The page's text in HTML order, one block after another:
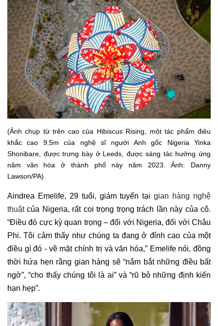
(Ảnh chụp từ trên cao của Hibiscus Rising, một tác phẩm điêu
khắc cao 9,5m của nghệ sĩ người Anh gốc Nigeria Yinka
Shonibare, được trưng bày ở Leeds, được sáng tác hưởng ứng
năm văn hóa ở thành phố này năm 2023. Ảnh: Danny
Lawson/PA)
Aindrea Emelife, 29 tuổi, giám tuyển tạigian hàng nghệ
thuậtcủa Nigeria, rất coi trọng trọng trách lần này của cô.
“Điều đó cực kỳ quan trọng – đối với Nigeria, đối với Châu
Phi. Tôi cảm thấy như chúng ta đang ở đỉnh cao của một
điều gì đó - về mặt chính trị và văn hóa,” Emelife nói, đồng
thời hứa hẹn rằng gian hàng sẽ “nắm bắt những điều bất
ngờ”, “cho thấy chúng tôi là ai” và “rũ bỏ những định kiến
hạn hẹp”.